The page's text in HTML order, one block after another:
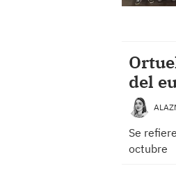
del
Se
octubre